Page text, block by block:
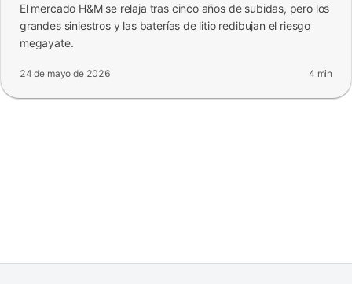
El mercado H&M se relaja tras cinco años de subidas, pero los
grandes siniestros y las baterías de litio redibujan el riesgo
megayate.
24 de mayo de 2026 4 min